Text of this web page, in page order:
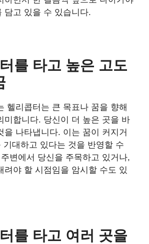
담고 있을 수 있습니다.
를 타고 높은 고도
헬리콥터는 큰 목표나 꿈을 향해
미합니다. 당신이 더 높은 곳을 바
을 나타냅니다. 이는 꿈이 커지거
기대하고 있다는 것을 반영할 수
변에서 당신을 주목하고 있거나,
려야 할 시점임을 암시할 수도 있
를 타고 여러 곳을